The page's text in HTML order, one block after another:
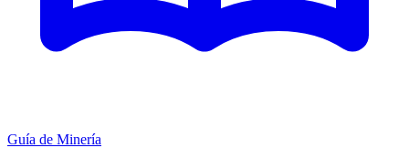
Guía de Minería